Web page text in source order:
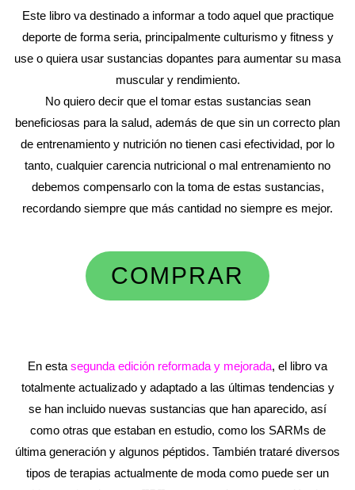
Este libro va destinado a informar a todo aquel que practique
deporte de forma seria, principalmente culturismo y fitness y
use o quiera usar sustancias dopantes para aumentar su masa
muscular y rendimiento.
No quiero decir que el tomar estas sustancias sean
beneficiosas para la salud, además de que sin un correcto plan
de entrenamiento y nutrición no tienen casi efectividad, por lo
tanto, cualquier carencia nutricional o mal entrenamiento no
debemos compensarlo con la toma de estas sustancias,
recordando siempre que más cantidad no siempre es mejor.
COMPRAR
En esta segunda edición reformada y mejorada, el libro va
totalmente actualizado y adaptado a las últimas tendencias y
se han incluido nuevas sustancias que han aparecido, así
como otras que estaban en estudio, como los SARMs de
última generación y algunos péptidos. También trataré diversos
tipos de terapias actualmente de moda como puede ser un